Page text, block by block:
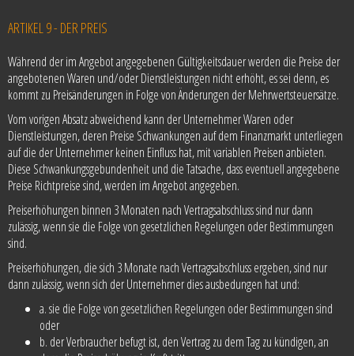
ARTIKEL 9 - DER PREIS
Während der im Angebot angegebenen Gültigkeitsdauer werden die Preise der
angebotenen Waren und/oder Dienstleistungen nicht erhöht, es sei denn, es
kommt zu Preisänderungen in Folge von Änderungen der Mehrwertsteuersätze.
Vom vorigen Absatz abweichend kann der Unternehmer Waren oder
Dienstleistungen, deren Preise Schwankungen auf dem Finanzmarkt unterliegen
auf die der Unternehmer keinen Einfluss hat, mit variablen Preisen anbieten.
Diese Schwankungsgebundenheit und die Tatsache, dass eventuell angegebene
Preise Richtpreise sind, werden im Angebot angegeben.
Preiserhöhungen binnen 3 Monaten nach Vertragsabschluss sind nur dann
zulässig, wenn sie die Folge von gesetzlichen Regelungen oder Bestimmungen
sind.
Preiserhöhungen, die sich 3 Monate nach Vertragsabschluss ergeben, sind nur
dann zulässig, wenn sich der Unternehmer dies ausbedungen hat und:
a. sie die Folge von gesetzlichen Regelungen oder Bestimmungen sind
oder
b. der Verbraucher befugt ist, den Vertrag zu dem Tag zu kündigen, an